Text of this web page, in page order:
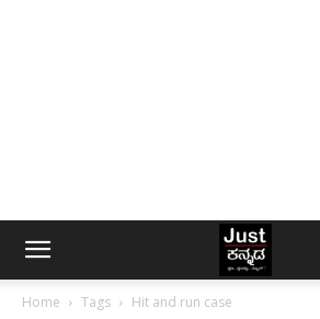
Home Tags Hit and run case